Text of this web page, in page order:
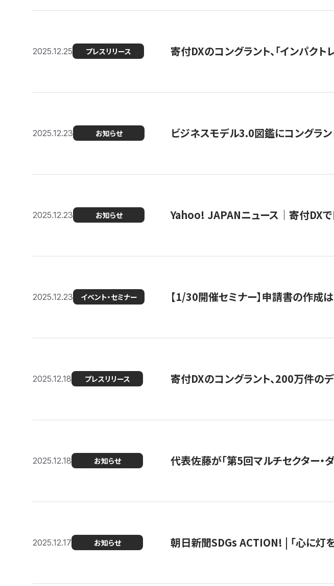
2025.12.25 プレスリリース 寄付DXのコングラント、「インパク
2025.12.23 お知らせ ビジネスモデル3.0図鑑にコングラ
2025.12.23 お知らせ Yahoo! JAPANニュース｜寄付DX
2025.12.23 イベント・セミナー 【1/30開催セミナー】申請書の作成
2025.12.18 プレスリリース 寄付DXのコングラント、200万件の
2025.12.18 お知らせ 代表佐藤が「第5回マルチセクター・
2025.12.17 お知らせ 朝日新聞SDGs ACTION! | 「心に灯